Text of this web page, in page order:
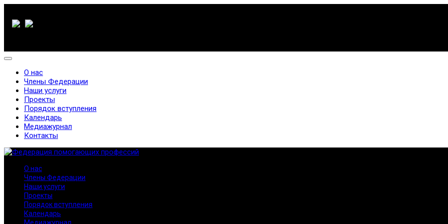
О нас
Члены Федерации
Наши услуги
Проекты
Порядок вступления
Календарь
Медиажурнал
Контакты
О нас
Члены Федерации
Наши услуги
Проекты
Порядок вступления
Календарь